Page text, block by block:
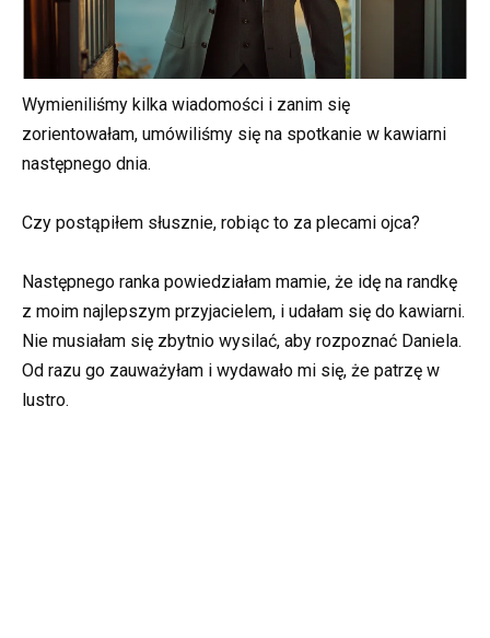
Wymieniliśmy kilka wiadomości i zanim się
zorientowałam, umówiliśmy się na spotkanie w kawiarni
następnego dnia.
Czy postąpiłem słusznie, robiąc to za plecami ojca?
Następnego ranka powiedziałam mamie, że idę na randkę
z moim najlepszym przyjacielem, i udałam się do kawiarni.
Nie musiałam się zbytnio wysilać, aby rozpoznać Daniela.
Od razu go zauważyłam i wydawało mi się, że patrzę w
lustro.